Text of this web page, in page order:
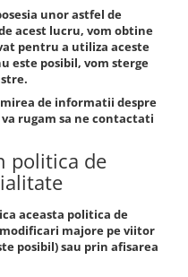
unor astfel de
acest lucru, vom obtine
pentru a utiliza aceste
este posibil, vom sterge
de informatii despre
rugam sa ne contactati
politica de
aceasta politica de
majore pe viitor
posibil) sau prin afisarea